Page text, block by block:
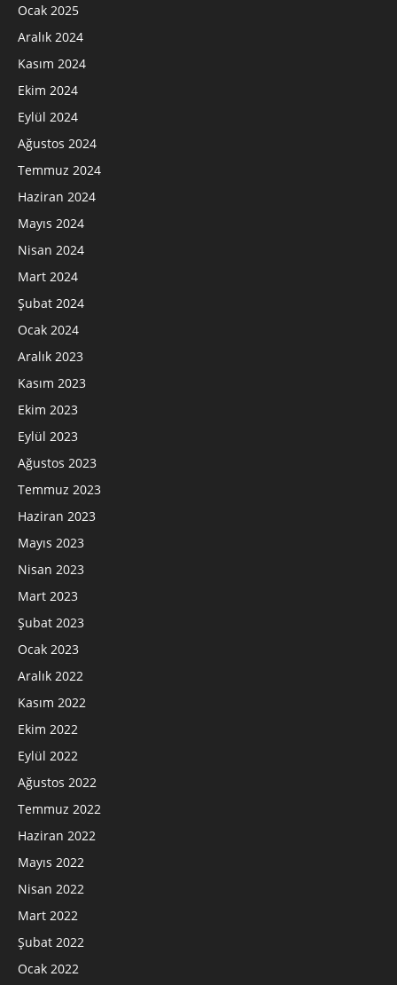
Ocak 2025
Aralık 2024
Kasım 2024
Ekim 2024
Eylül 2024
Ağustos 2024
Temmuz 2024
Haziran 2024
Mayıs 2024
Nisan 2024
Mart 2024
Şubat 2024
Ocak 2024
Aralık 2023
Kasım 2023
Ekim 2023
Eylül 2023
Ağustos 2023
Temmuz 2023
Haziran 2023
Mayıs 2023
Nisan 2023
Mart 2023
Şubat 2023
Ocak 2023
Aralık 2022
Kasım 2022
Ekim 2022
Eylül 2022
Ağustos 2022
Temmuz 2022
Haziran 2022
Mayıs 2022
Nisan 2022
Mart 2022
Şubat 2022
Ocak 2022